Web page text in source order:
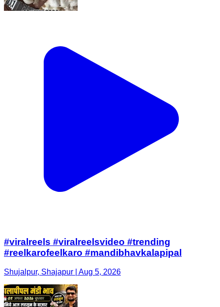
#viralreels #viralreelsvideo #trending
#reelkarofeelkaro #mandibhavkalapipal
Shujalpur, Shajapur | Aug 5, 2026